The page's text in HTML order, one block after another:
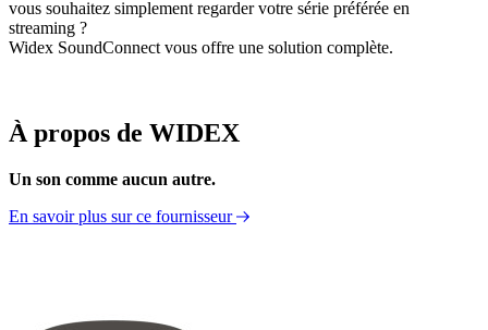
vous souhaitez simplement regarder votre série préférée en
streaming ?
Widex SoundConnect vous offre une solution complète.
À propos de WIDEX
Un son comme aucun autre.
En savoir plus sur ce fournisseur